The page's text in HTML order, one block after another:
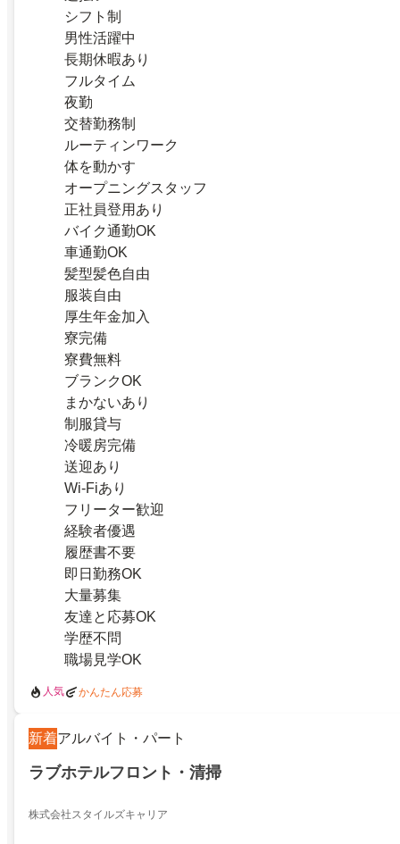
シフト制
男性活躍中
長期休暇あり
フルタイム
夜勤
交替勤務制
ルーティンワーク
体を動かす
オープニングスタッフ
正社員登用あり
バイク通勤OK
車通勤OK
髪型髪色自由
服装自由
厚生年金加入
寮完備
寮費無料
ブランクOK
まかないあり
制服貸与
冷暖房完備
送迎あり
Wi-Fiあり
フリーター歓迎
経験者優遇
履歴書不要
即日勤務OK
大量募集
友達と応募OK
学歴不問
職場見学OK
人気 かんたん応募
新着アルバイト・パート
ラブホテルフロント・清掃
株式会社スタイルズキャリア